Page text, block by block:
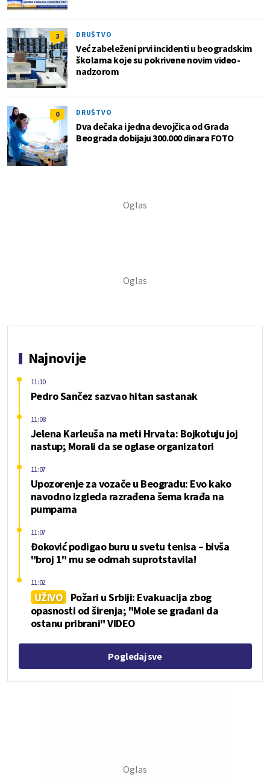
3 DRUŠTVO
Već zabeleženi prvi incidenti u beogradskim
školama koje su pokrivene novim video-
nadzorom
0 DRUŠTVO
Dva dečaka i jedna devojčica od Grada
Beograda dobijaju 300.000 dinara FOTO
Najnovije
Pedro Sančez sazvao hitan sastanak
11:10
Jelena Karleuša na meti Hrvata: Bojkotuju joj
nastup; Morali da se oglase organizatori
11:08
Upozorenje za vozače u Beogradu: Evo kako
navodno izgleda razrađena šema krađa na
pumpama
11:07
Đoković podigao buru u svetu tenisa – bivša
"broj 1" mu se odmah suprotstavila!
11:07
UŽIVO
Požari u Srbiji: Evakuacija zbog
opasnosti od širenja; "Mole se građani da
ostanu pribrani" VIDEO
11:02
Pogledaj sve